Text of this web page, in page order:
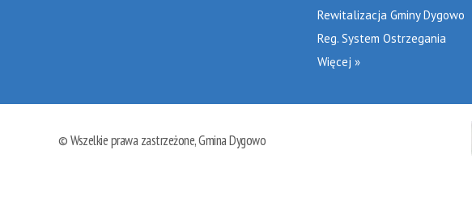
Rewitalizacja Gminy Dygowo
Reg. System Ostrzegania
Więcej »
© Wszelkie prawa zastrzeżone, Gmina Dygowo